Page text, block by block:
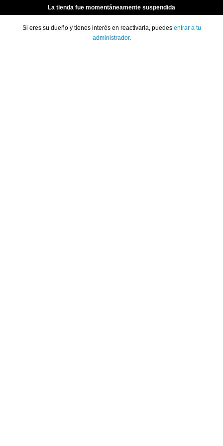
La tienda fue momentáneamente suspendida
Si eres su dueño y tienes interés en reactivarla, puedes entrar a tu
administrador.